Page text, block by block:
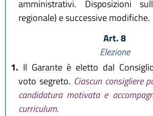
amministrativi. Disposizioni
regionale) e successive modifiche.
Art. 8
Elezione
1. Il Garante è eletto dal
voto segreto. Ciascun consigliere
candidatura motivata e
curriculum.